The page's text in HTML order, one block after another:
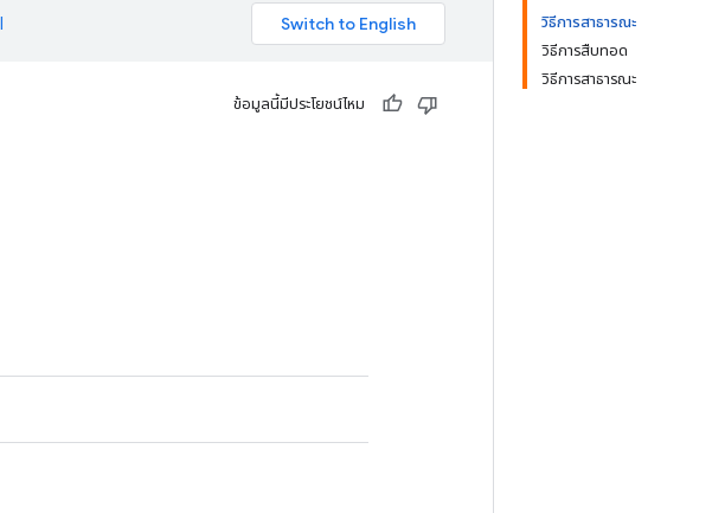
วิธีการสาธารณะ
วิธีการสืบทอด
วิธีการสาธารณะ
ข้อมูลนี้มีประโยชน์ไหม